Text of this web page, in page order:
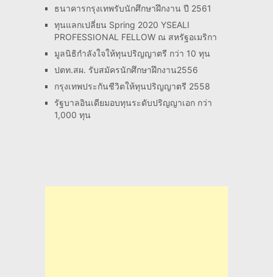
ธนาคารกรุงเทพรับนักศึกษาฝึกงาน ปี 2561
ทุนแลกเปลี่ยน Spring 2020 YSEALI
PROFESSIONAL FELLOW ณ สหรัฐอเมริกา
มูลนิธิกำลังใจให้ทุนปริญญาตรี กว่า 10 ทุน
ปตท.สผ. รับสมัครนักศึกษาฝึกงาน2556
กรุงเทพประกันชีวิตให้ทุนปริญญาตรี 2558
รัฐบาลอินเดียมอบทุนระดับปริญญาเอก กว่า
1,000 ทุน